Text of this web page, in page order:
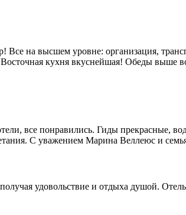
на высшем уровне: организация,
кухня вкуснейшая! Обеды выше
все понравились. Гиды прекрасные,
С уважением Марина Веллеюс и
удовольствие и отдыха душой.